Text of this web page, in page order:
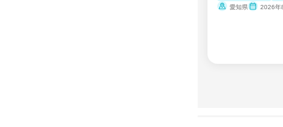
愛知県
2026年